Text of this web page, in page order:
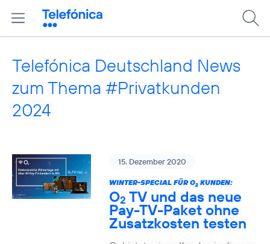
Telefónica Deutschland News
zum Thema #Privatkunden
2024
15. Dezember 2020
WINTER-SPECIAL FÜR O2KUNDEN:
O2 TV und das neue
Pay-TV-Paket ohne
Zusatzkosten testen